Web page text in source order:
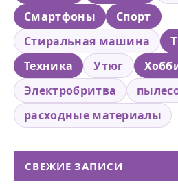
Смартфоны
Спорт
Стиральная машина
Техника
Утюг
Электробритва
расходные материалы
СВЕЖИЕ ЗАПИСИ